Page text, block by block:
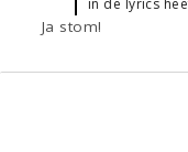
in de lyrics
Ja stom!